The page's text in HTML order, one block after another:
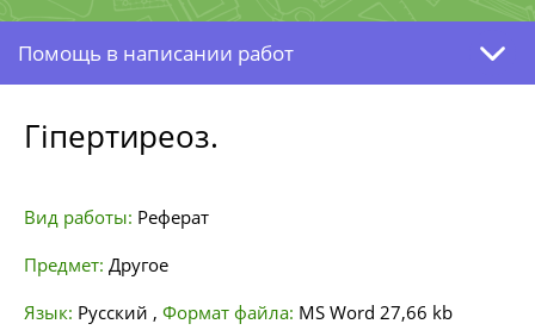
Помощь в написании работ
Гіпертиреоз.
Вид работы: Реферат
Предмет: Другое
Язык: Русский , Формат файла: MS Word 27,66 kb